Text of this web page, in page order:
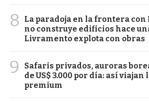
8
La paradoja en la frontera con
no construye edificios hace
Livramento explota con obras
9
Safaris privados, auroras
de US$ 3.000 por día: así viajan
premium